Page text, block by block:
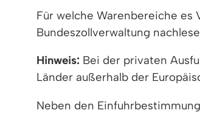
Für welche Warenbereiche
Bundeszollverwaltung
Hinweis: Bei der privaten
Länder außerhalb der
Neben den